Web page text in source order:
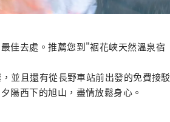
佳去處。推薦您到"裾花峽天然溫泉宿
並且還有從長野車站前出發的免費接駁
陽西下的旭山，盡情放鬆身心。